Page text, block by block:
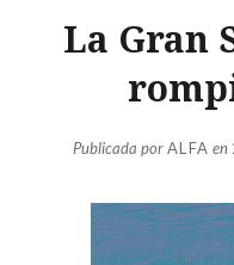
La Gran
Publicada porALFA en